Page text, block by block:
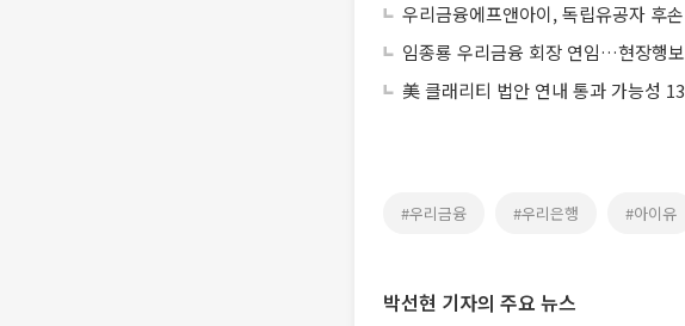
우리금융에프앤아이, 독립유공자 후
임종룡 우리금융 회장 연임…현장행
美 클래리티 법안 연내 통과 가능성
#우리금융 #우리은행 #아이유
박선현 기자의 주요 뉴스